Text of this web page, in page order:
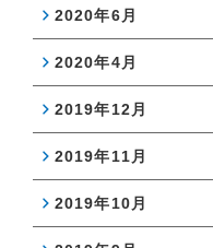
2020年6月
2020年4月
2019年12月
2019年11月
2019年10月